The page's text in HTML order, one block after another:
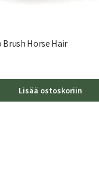
Horse Hair
Lisää ostoskoriin